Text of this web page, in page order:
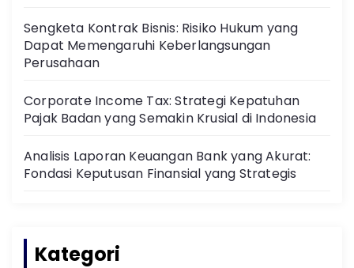
Sengketa Kontrak Bisnis: Risiko Hukum yang
Dapat Memengaruhi Keberlangsungan
Perusahaan
Corporate Income Tax: Strategi Kepatuhan
Pajak Badan yang Semakin Krusial di Indonesia
Analisis Laporan Keuangan Bank yang Akurat:
Fondasi Keputusan Finansial yang Strategis
Kategori